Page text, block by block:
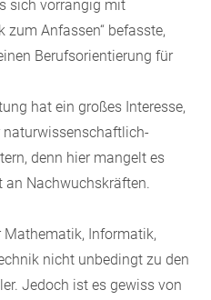
sich vorrangig mit
zum Anfassen“ befasste,
Berufsorientierung für
hat ein großes Interesse,
denn hier mangelt es
an Nachwuchskräften.
Mathematik, Informatik,
nicht unbedingt zu den
Jedoch ist es gewiss von